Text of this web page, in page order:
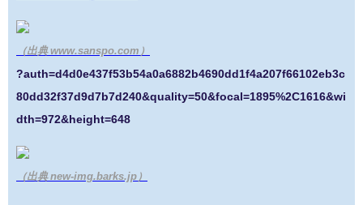
（出典 www.sanspo.com）
?auth=d4d0e437f53b54a0a6882b4690dd1f4a207f66102eb3c
80dd32f37d9d7b7d240&quality=50&focal=1895%2C1616&wi
dth=972&height=648
（出典 new-img.barks.jp）